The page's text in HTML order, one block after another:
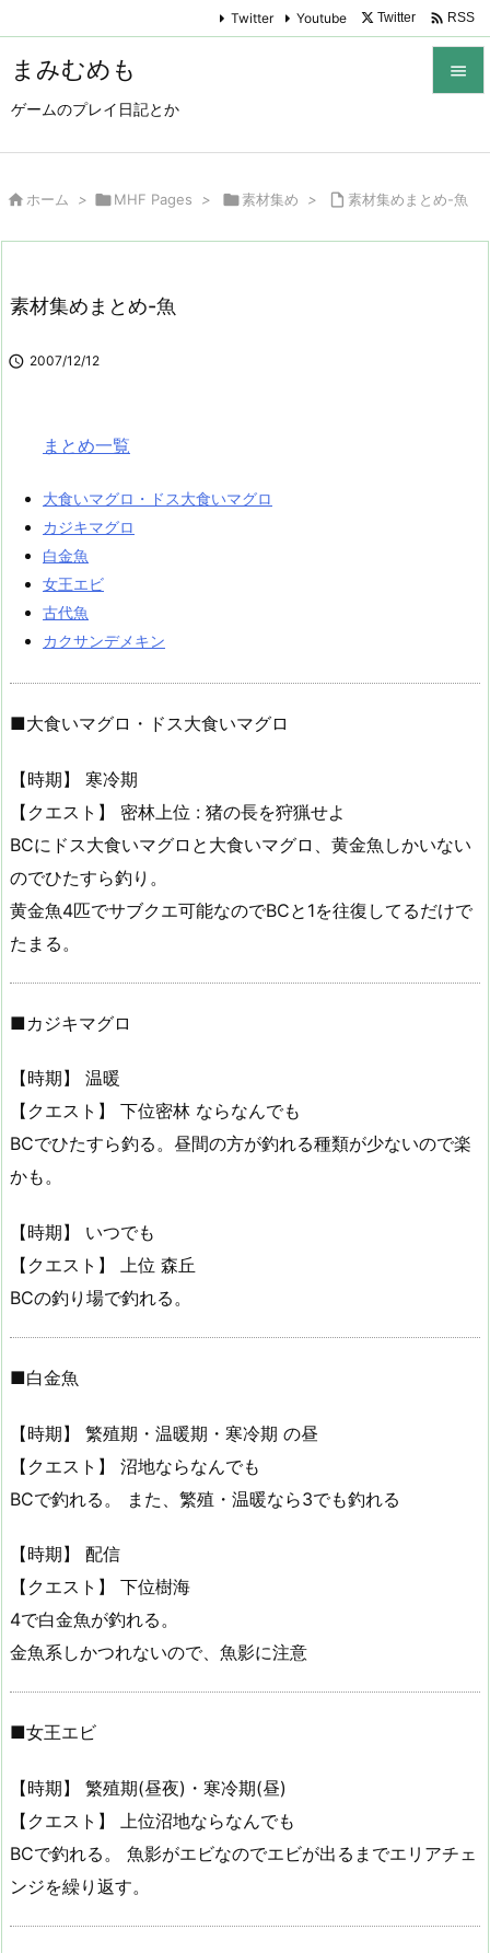
まみむめも
ゲームのプレイ日記とか

サイド
Twitter Youtube Twitter  RSS
 ホーム > MHF Pages > 素材集め >  素材集めまとめ-魚
素材集めまとめ-魚
 2007/12/12
まとめ一覧
大食いマグロ・ドス大食いマグロ
カジキマグロ
白金魚
女王エビ
古代魚
カクサンデメキン
■大食いマグロ・ドス大食いマグロ
【時期】 寒冷期
【クエスト】 密林上位 : 猪の長を狩猟せよ
BCにドス大食いマグロと大食いマグロ、黄金魚しかいない
のでひたすら釣り。
黄金魚4匹でサブクエ可能なのでBCと1を往復してるだけで
たまる。
■カジキマグロ
【時期】 温暖
【クエスト】 下位密林 ならなんでも
BCでひたすら釣る。昼間の方が釣れる種類が少ないので楽
かも。
【時期】 いつでも
【クエスト】 上位 森丘
BCの釣り場で釣れる。
■白金魚
【時期】 繁殖期・温暖期・寒冷期 の昼
【クエスト】 沼地ならなんでも
BCで釣れる。 また、繁殖・温暖なら3でも釣れる
【時期】 配信
【クエスト】 下位樹海
4で白金魚が釣れる。
金魚系しかつれないので、魚影に注意
■女王エビ
【時期】 繁殖期(昼夜)・寒冷期(昼)
【クエスト】 上位沼地ならなんでも
BCで釣れる。 魚影がエビなのでエビが出るまでエリアチェ
ンジを繰り返す。